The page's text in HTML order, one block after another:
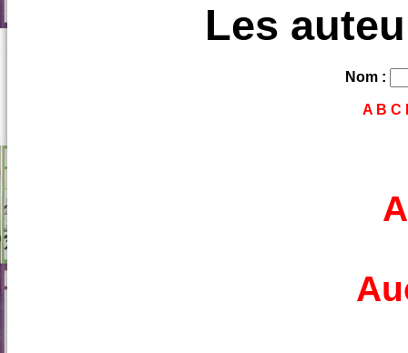
Les
Nom :
A B C